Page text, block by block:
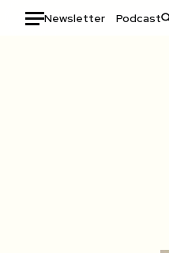
Newsletter Podcast